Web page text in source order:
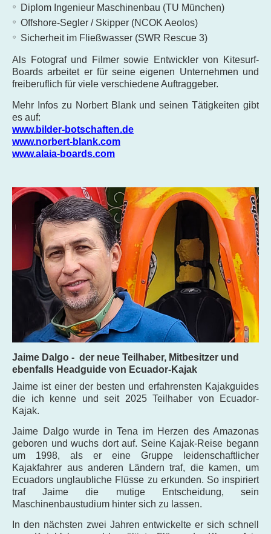
Diplom Ingenieur Maschinenbau (TU München)
Offshore-Segler / Skipper (NCOK Aeolos)
Sicherheit im Fließwasser (SWR Rescue 3)
Als Fotograf und Filmer sowie Entwickler von Kitesurf-
Boards arbeitet er für seine eigenen Unternehmen und
freiberuflich für viele verschiedene Auftraggeber.
Mehr Infos zu Norbert Blank und seinen Tätigkeiten gibt
es auf:
www.bilder-botschaften.de
www.norbert-blank.com
www.alaia-boards.com
Jaime Dalgo - der neue Teilhaber, Mitbesitzer und
ebenfalls Headguide von Ecuador-Kajak
Jaime ist einer der besten und erfahrensten Kajakguides
die ich kenne und seit 2025 Teilhaber von Ecuador-
Kajak.
Jaime Dalgo wurde in Tena im Herzen des Amazonas
geboren und wuchs dort auf. Seine Kajak-Reise begann
um 1998, als er eine Gruppe leidenschaftlicher
Kajakfahrer aus anderen Ländern traf, die kamen, um
Ecuadors unglaubliche Flüsse zu erkunden. So inspiriert
traf Jaime die mutige Entscheidung, sein
Maschinenbaustudium hinter sich zu lassen.
In den nächsten zwei Jahren entwickelte er sich schnell